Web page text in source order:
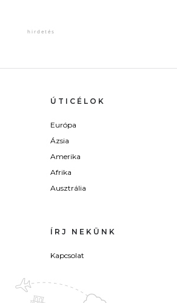
ÚTICÉLOK
Európa
Ázsia
Amerika
Afrika
Ausztrália
ÍRJ NEKÜNK
Kapcsolat